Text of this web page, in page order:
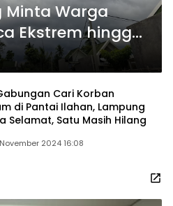
Minta Warga
Ekstrem hingga
Cari Korban
di Pantai Ilahan, Lampung
Selamat, Satu Masih Hilang
2024 16:08